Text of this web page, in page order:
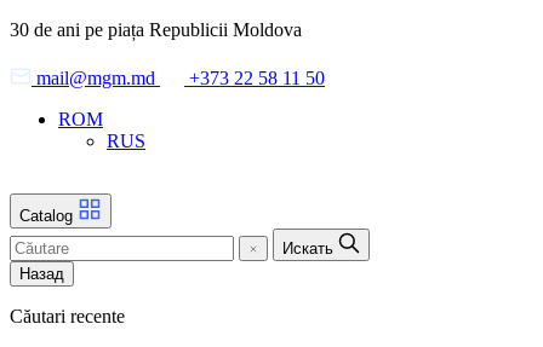
Skip
the
content
30 de ani pe piața Republicii Moldova
mail@mgm.md
+373 22 58 11 50
ROM
RUS
Catalog
Искать
Назад
Căutari recente